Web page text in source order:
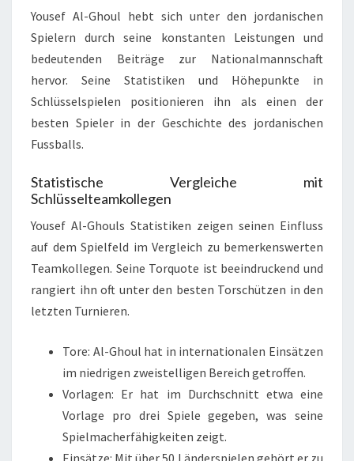
Yousef Al-Ghoul hebt sich unter den jordanischen
Spielern durch seine konstanten Leistungen und
bedeutenden Beiträge zur Nationalmannschaft
hervor. Seine Statistiken und Höhepunkte in
Schlüsselspielen positionieren ihn als einen der
besten Spieler in der Geschichte des jordanischen
Fussballs.
Statistische Vergleiche mit
Schlüsselteamkollegen
Yousef Al-Ghouls Statistiken zeigen seinen Einfluss
auf dem Spielfeld im Vergleich zu bemerkenswerten
Teamkollegen. Seine Torquote ist beeindruckend und
rangiert ihn oft unter den besten Torschützen in den
letzten Turnieren.
Tore: Al-Ghoul hat in internationalen Einsätzen
im niedrigen zweistelligen Bereich getroffen.
Vorlagen: Er hat im Durchschnitt etwa eine
Vorlage pro drei Spiele gegeben, was seine
Spielmacherfähigkeiten zeigt.
Einsätze: Mit über 50 Länderspielen gehört er zu